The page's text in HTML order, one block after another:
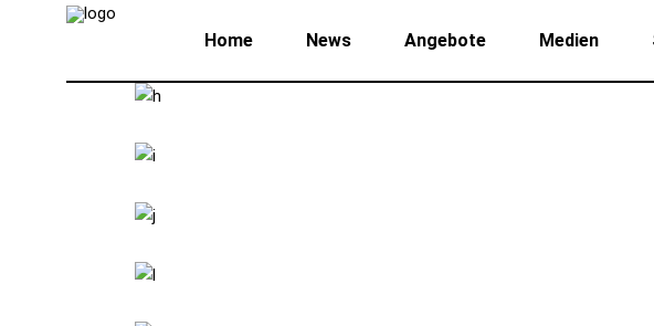
Home News Angebote Medien